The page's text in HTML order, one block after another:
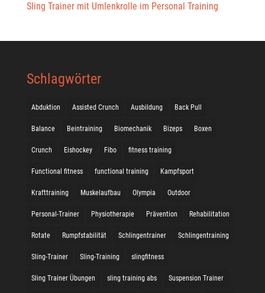
Sling Trainer mit Umlenkrolle im Personal Training
Schlagwörter
Abduktion Assisted Crunch Ausbildung Back Pull
Balance Beintraining Biomechanik Bizeps Boxen
Crunch Eishockey Fibo fitness training
Functional fitness functional training Kampfsport
Krafttraining Muskelaufbau Olympia Outdoor
Personal-Trainer Physiotherapie Prävention Rehabilitation
Rotate Rumpfstabilität Schlingentrainer Schlingentraining
Sling-Trainer Sling-Training slingfitness
Sling Trainer Übungen sling training abs Suspension Trainer